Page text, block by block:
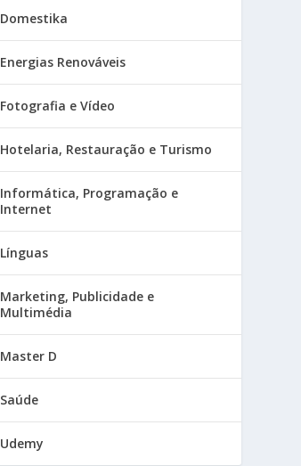
Domestika
Energias Renováveis
Fotografia e Vídeo
Hotelaria, Restauração e Turismo
Informática, Programação e
Internet
Línguas
Marketing, Publicidade e
Multimédia
Master D
Saúde
Udemy